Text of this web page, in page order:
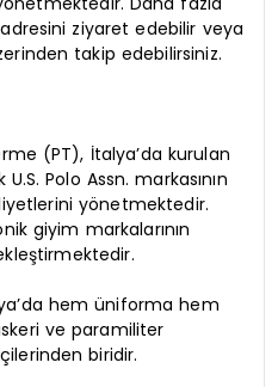
adresini ziyaret edebilir veya
takip edebilirsiniz.
(PT), İtalya’da kurulan
Polo Assn. markasının
yönetmektedir.
giyim markalarının
hem üniforma hem
ve paramiliter
biridir.